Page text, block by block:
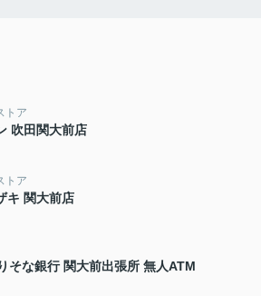
トア
吹田関大前店
トア
キ 関大前店
そな銀行 関大前出張所 無人ATM